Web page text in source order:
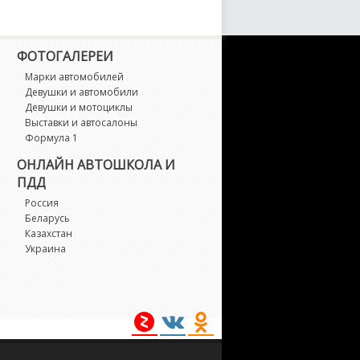
ФОТОГАЛЕРЕИ
Марки автомобилей
Девушки и автомобили
Девушки и мотоциклы
Выставки и автосалоны
Формула 1
ОНЛАЙН АВТОШКОЛА И
ПДД
Россия
Беларусь
Казахстан
Украина